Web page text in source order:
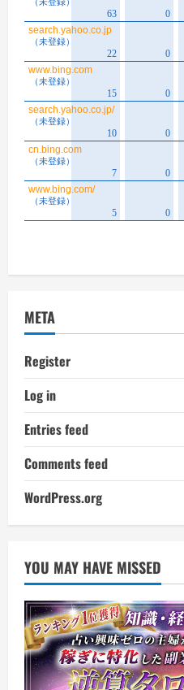
META
Register
Log in
Entries feed
Comments feed
WordPress.org
YOU MAY HAVE MISSED